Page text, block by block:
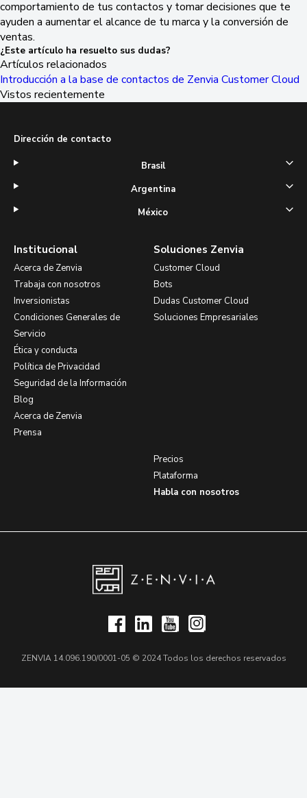
comportamiento de tus contactos y tomar decisiones que te
ayuden a aumentar el alcance de tu marca y la conversión de
ventas.
¿Este artículo ha resuelto sus dudas?
Artículos relacionados
Introducción a la base de contactos de Zenvia Customer Cloud
Vistos recientemente
Institucional
Acerca de Zenvia
Trabaja con nosotros
Inversionistas
Condiciones Generales de
Servicio
Ética y conducta
Política de Privacidad
Seguridad de la Información
Blog
Acerca de Zenvia
Prensa
Soluciones Zenvia
Customer Cloud
Bots
Dudas Customer Cloud
Soluciones Empresariales
Precios
Plataforma
Habla con nosotros
Dirección de contacto
Brasil
Argentina
México
ZENVIA 14.096.190/0001-05 © 2024 Todos los derechos reservados